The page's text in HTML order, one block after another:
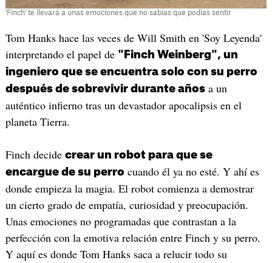
'Finch' te llevará a unas emociones que no sabías que podías sentir
Tom Hanks hace las veces de Will Smith en 'Soy Leyenda'
interpretando el papel de "Finch Weinberg", un
ingeniero que se encuentra solo con su perro
después de sobrevivir durante añosa un
auténtico infierno tras un devastador apocalipsis en el
planeta Tierra.
Finch decide crear un robot para que se
encargue de su perro cuando él ya no esté. Y ahí es
donde empieza la magia. El robot comienza a demostrar
un cierto grado de empatía, curiosidad y preocupación.
Unas emociones no programadas que contrastan a la
perfección con la emotiva relación entre Finch y su perro.
Y aquí es donde Tom Hanks saca a relucir todo su